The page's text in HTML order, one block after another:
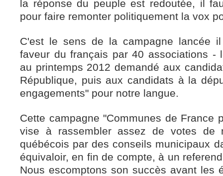
la réponse du peuple est redoutée, il
pour faire remonter politiquement la vox
C'est le sens de la campagne lancée
faveur du français par 40 associations -
au printemps 2012 demandé aux
République, puis aux candidats à la
engagements" pour notre langue.
Cette campagne "Communes de France
vise à rassembler assez de votes de
québécois par des conseils municipaux
équivaloir, en fin de compte, à un
Nous escomptons son succès avant les